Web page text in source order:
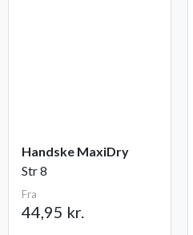
Handske MaxiDry
Str 8
Fra
44,95 kr.